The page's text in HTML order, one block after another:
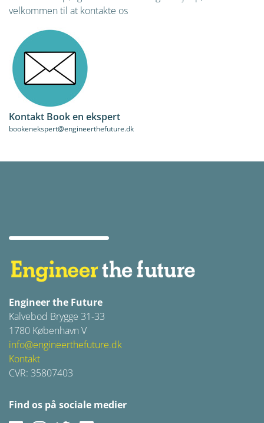
velkommen til at kontakte os
Kontakt Book en ekspert
bookenekspert@engineerthefuture.dk
Engineer the Future
Kalvebod Brygge 31-33
1780 København V
info@engineerthefuture.dk
Kontakt
CVR: 35807403
Find os på sociale medier